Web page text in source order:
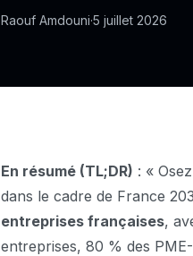
Raouf Amdouni·5 juillet 2026
En résumé (TL;DR) : «
dans le cadre de France
entreprises françaises,
entreprises, 80 % des